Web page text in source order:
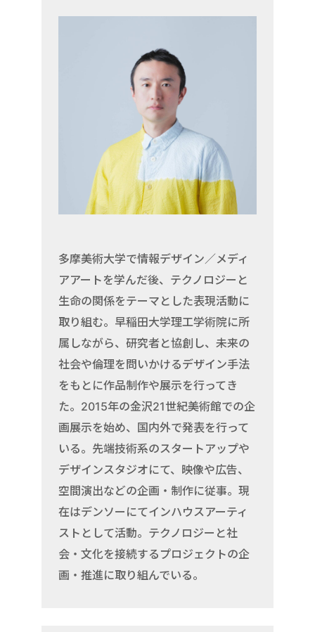
多摩美術大学で情報デザイン／メディ
アアートを学んだ後、テクノロジーと
生命の関係をテーマとした表現活動に
取り組む。早稲田大学理工学術院に所
属しながら、研究者と協創し、未来の
社会や倫理を問いかけるデザイン手法
をもとに作品制作や展示を行ってき
た。2015年の金沢21世紀美術館での企
画展示を始め、国内外で発表を行って
いる。先端技術系のスタートアップや
デザインスタジオにて、映像や広告、
空間演出などの企画・制作に従事。現
在はデンソーにてインハウスアーティ
ストとして活動。テクノロジーと社
会・文化を接続するプロジェクトの企
画・推進に取り組んでいる。